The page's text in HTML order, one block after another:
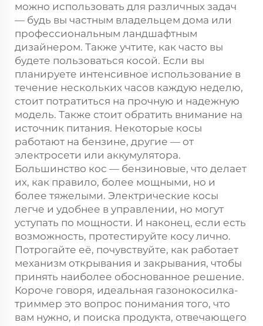
можно использовать для различных задач
— будь вы частным владельцем дома или
профессиональным ландшафтным
дизайнером. Также учтите, как часто вы
будете пользоваться косой. Если вы
планируете интенсивное использование в
течение нескольких часов каждую неделю,
стоит потратиться на прочную и надежную
модель. Также стоит обратить внимание на
источник питания. Некоторые косы
работают на бензине, другие — от
электросети или аккумулятора.
Большинство кос — бензиновые, что делает
их, как правило, более мощными, но и
более тяжелыми. Электрические косы
легче и удобнее в управлении, но могут
уступать по мощности. И наконец, если есть
возможность, протестируйте косу лично.
Потрогайте её, почувствуйте, как работает
механизм открывания и закрывания, чтобы
принять наиболее обоснованное решение.
Короче говоря, идеальная газонокосилка-
триммер это вопрос понимания того, что
вам нужно, и поиска продукта, отвечающего